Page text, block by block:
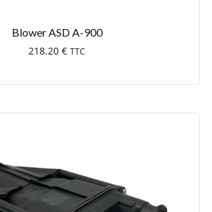
Blower ASD A-900
218.20 € TTC